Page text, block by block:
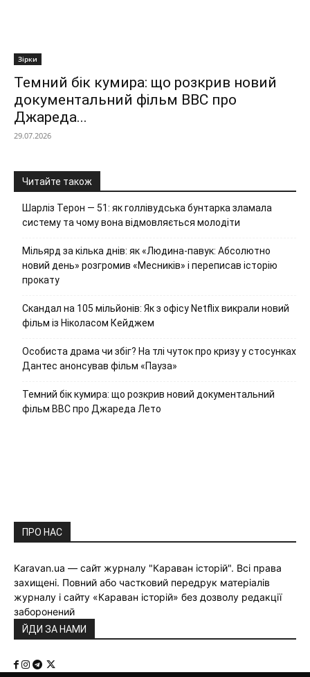
Зірки
Темний бік кумира: що розкрив новий
документальний фільм ВВС про
Джареда...
29.07.2026
Читайте також
Шарліз Терон — 51: як голлівудська бунтарка зламала
систему та чому вона відмовляється молодіти
Мільярд за кілька днів: як «Людина-павук: Абсолютно
новий день» розгромив «Месників» і переписав історію
прокату
Скандал на 105 мільйонів: Як з офісу Netflix викрали новий
фільм із Ніколасом Кейджем
Особиста драма чи збіг? На тлі чуток про кризу у стосунках
Дантес анонсував фільм «Пауза»
Темний бік кумира: що розкрив новий документальний
фільм ВВС про Джареда Лето
ПРО НАС
Karavan.ua — сайт журналу "Караван історій". Всі права
захищені. Повний або частковий передрук матеріалів
журналу і сайту «Караван історій» без дозволу редакції
заборонений
ЙДИ ЗА НАМИ